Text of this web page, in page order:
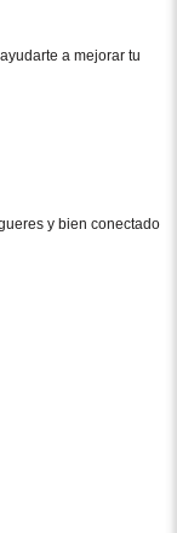
a mejorar tu
y bien conectado